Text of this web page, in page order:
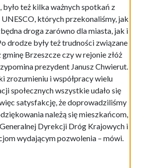
było też kilka ważnych spotkań z
których przekonaliśmy, jak
droga zarówno dla miasta, jak i
drodze były też trudności związane
Brzeszcze czy w rejonie złóż
prezydent Janusz Chwierut.
zrozumieniu i współpracy wielu
społecznych wszystkie udało się
satysfakcję, że doprowadziliśmy
należą się mieszkańcom,
Dyrekcji Dróg Krajowych i
wydającym pozwolenia – mówi.